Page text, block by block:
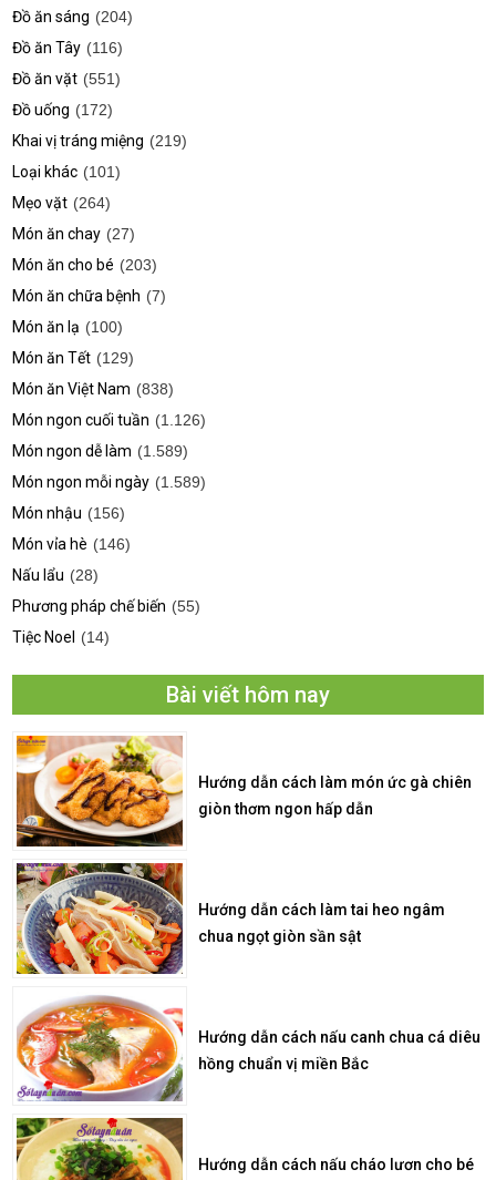
Đồ ăn sáng (204)
Đồ ăn Tây (116)
Đồ ăn vặt (551)
Đồ uống (172)
Khai vị tráng miệng (219)
Loại khác (101)
Mẹo vặt (264)
Món ăn chay (27)
Món ăn cho bé (203)
Món ăn chữa bệnh (7)
Món ăn lạ (100)
Món ăn Tết (129)
Món ăn Việt Nam (838)
Món ngon cuối tuần (1.126)
Món ngon dễ làm (1.589)
Món ngon mỗi ngày (1.589)
Món nhậu (156)
Món vỉa hè (146)
Nấu lẩu (28)
Phương pháp chế biến (55)
Tiệc Noel
(14)
Bài viết hôm nay
Hướng dẫn cách làm món ức gà chiên
giòn thơm ngon hấp dẫn
Hướng dẫn cách làm tai heo ngâm
chua ngọt giòn sần sật
Hướng dẫn cách nấu canh chua cá diêu
hồng chuẩn vị miền Bắc
Hướng dẫn cách nấu cháo lươn cho bé